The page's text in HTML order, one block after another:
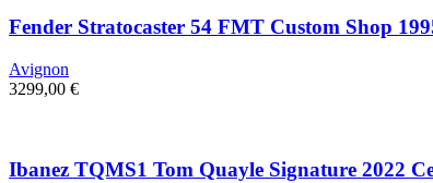
Fender Stratocaster 54 FMT Custom Shop
Avignon
3299,00 €
Ibanez TQMS1 Tom Quayle Signature 2022